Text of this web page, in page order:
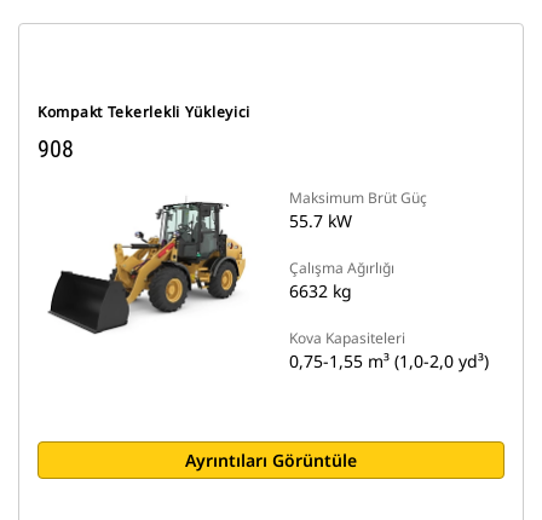
Kompakt Tekerlekli Yükleyici
908
Maksimum Brüt Güç
55.7 kW
Çalışma Ağırlığı
6632 kg
Kova Kapasiteleri
0,75-1,55 m³ (1,0-2,0 yd³)
Ayrıntıları Görüntüle